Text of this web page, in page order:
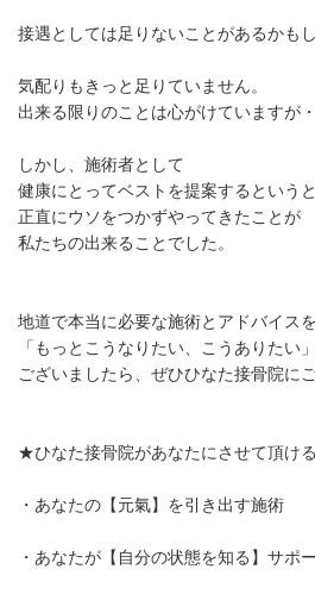
接遇としては足りないことがあるかもし
気配りもきっと足りていません。
出来る限りのことは心がけていますが
しかし、施術者として
健康にとってベストを提案するという
正直にウソをつかずやってきたことが
私たちの出来ることでした。
地道で本当に必要な施術とアドバイス
「もっとこうなりたい、こうありたい
ございましたら、ぜひひなた接骨院に
★ひなた接骨院があなたにさせて頂け
・あなたの【元氣】を引き出す施術
・あなたが【自分の状態を知る】サポ